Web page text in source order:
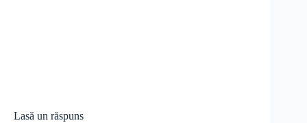
Lasă un răspuns